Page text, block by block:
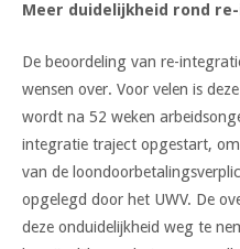
Meer duidelijkheid rond
De beoordeling van re-
wensen over. Voor velen is
wordt na 52 weken
integratie traject opgestart,
van de
opgelegd door het UWV. De
deze onduidelijkheid weg te